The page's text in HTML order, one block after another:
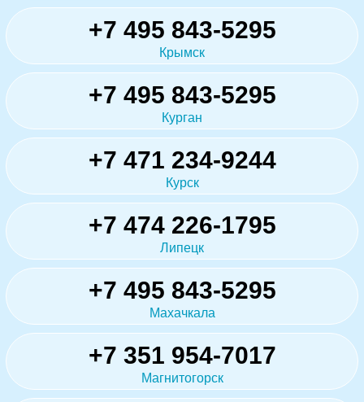
+7 495 843-5295
Крымск
+7 495 843-5295
Курган
+7 471 234-9244
Курск
+7 474 226-1795
Липецк
+7 495 843-5295
Махачкала
+7 351 954-7017
Магнитогорск